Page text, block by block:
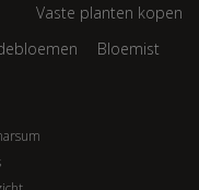
Vaste planten kopen
Bloemist